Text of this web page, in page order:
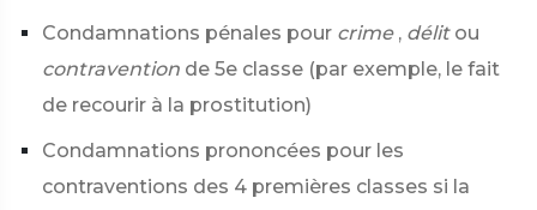
Condamnations pénales pour crime , délit ou
contravention de 5e classe (par exemple, le fait
de recourir à la prostitution)
Condamnations prononcées pour les
contraventions des 4 premières classes si la